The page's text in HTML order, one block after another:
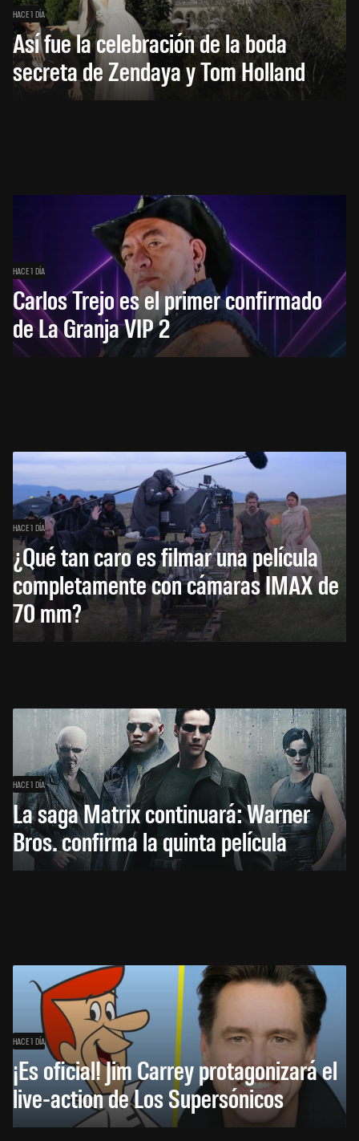
HACE 1 DÍA
Así fue la celebración de la boda
secreta de Zendaya y Tom Holland
HACE 1 DÍA
Carlos Trejo es el primer confirmado
de La Granja VIP 2
HACE 1 DÍA
¿Qué tan caro es filmar una película
completamente con cámaras IMAX de
70 mm?
HACE 1 DÍA
La saga Matrix continuará: Warner
Bros. confirma la quinta película
HACE 1 DÍA
¡Es oficial! Jim Carrey protagonizará el
live-action de Los Supersónicos